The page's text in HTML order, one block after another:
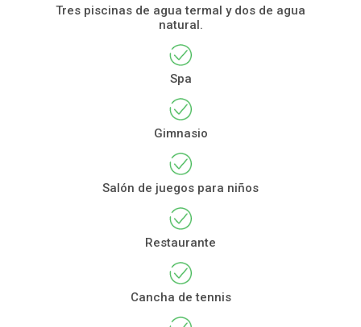
Tres piscinas de agua termal y dos de agua
natural.
Spa
Gimnasio
Salón de juegos para niños
Restaurante
Cancha de tennis